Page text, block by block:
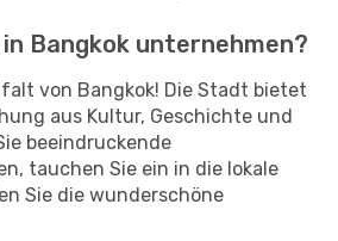
in Bangkok unternehmen?
von Bangkok! Die Stadt bietet
aus Kultur, Geschichte und
beeindruckende
tauchen Sie ein in die lokale
Sie die wunderschöne